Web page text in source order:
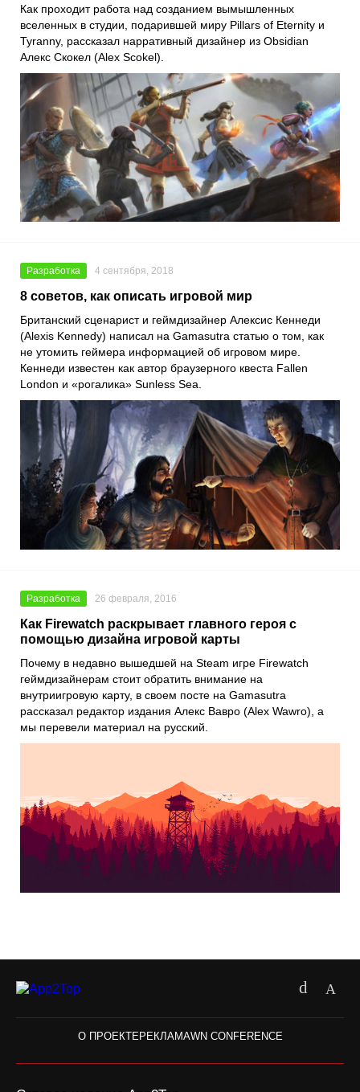
Как проходит работа над созданием вымышленных
вселенных в студии, подарившей миру Pillars of Eternity и
Tyranny, рассказал нарративный дизайнер из Obsidian
Алекс Скокел (Alex Scokel).
Разработка 4 сентября, 2018
8 советов, как описать игровой мир
Британский сценарист и геймдизайнер Алексис Кеннеди
(Alexis Kennedy) написал на Gamasutra статью о том, как
не утомить геймера информацией об игровом мире.
Кеннеди известен как автор браузерного квеста Fallen
London и «рогалика» Sunless Sea.
Разработка 26 февраля, 2016
Как Firewatch раскрывает главного героя с
помощью дизайна игровой карты
Почему в недавно вышедшей на Steam игре Firewatch
геймдизайнерам стоит обратить внимание на
внутриигровую карту, в своем посте на Gamasutra
рассказал редактор издания Алекс Вавро (Alex Wawro), а
мы перевели материал на русский.
О ПРОЕКТЕРЕКЛАМАWN CONFERENCE